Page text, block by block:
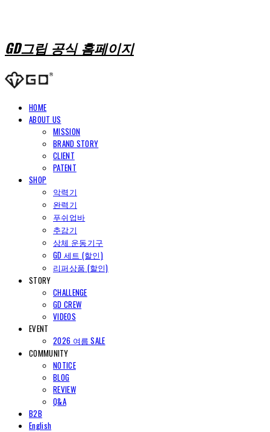
GD그립 공식 홈페이지
HOME
ABOUT US
MISSION
BRAND STORY
CLIENT
PATENT
SHOP
악력기
완력기
푸쉬업바
추감기
상체 운동기구
GD 세트 (할인)
리퍼상품 (할인)
STORY
CHALLENGE
GD CREW
VIDEOS
EVENT
2026 여름 SALE
COMMUNITY
NOTICE
BLOG
REVIEW
Q&A
B2B
English